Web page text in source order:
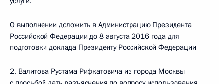
О выполнении доложить в Администрацию Президента
Российской Федерации до 8 августа 2016 года для
подготовки доклада Президенту Российской Федерации.
2. Валитова Рустама Рифкатовича из города Москвы